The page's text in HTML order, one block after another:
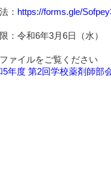
： https://forms.gle/
：令和6年3月6日（水）
ァイルをご覧ください
5年度 第2回学校薬剤師部